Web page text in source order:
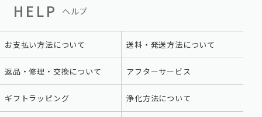
HELP ヘルプ
お支払い方法について 送料・発送方法について
返品・修理・交換について アフターサービス
ギフトラッピング 浄化方法について